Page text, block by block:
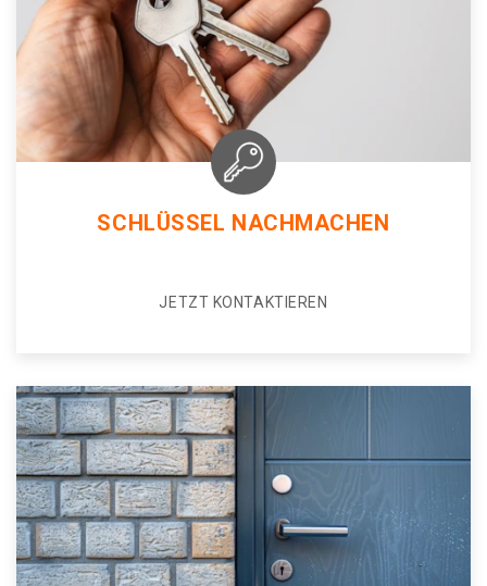
SCHLÜSSEL NACHMACHEN
JETZT KONTAKTIEREN